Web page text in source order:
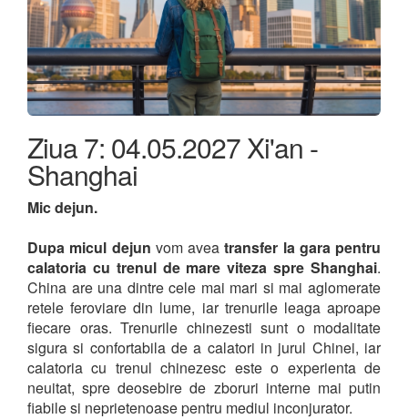
Ziua 7: 04.05.2027 Xi'an -
Shanghai
Mic dejun.
Dupa micul dejun vom aveatransfer la gara pentru
calatoria cu trenul de mare viteza spre Shanghai.
China are una dintre cele mai mari si mai aglomerate
retele feroviare din lume, iar trenurile leaga aproape
fiecare oras. Trenurile chinezesti sunt o modalitate
sigura si confortabila de a calatori in jurul Chinei, iar
calatoria cu trenul chinezesc este o experienta de
neuitat, spre deosebire de zboruri interne mai putin
fiabile si neprietenoase pentru mediul inconjurator.